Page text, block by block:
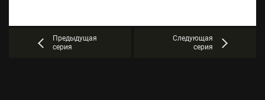
Предыдущая
серия
Следующая
серия